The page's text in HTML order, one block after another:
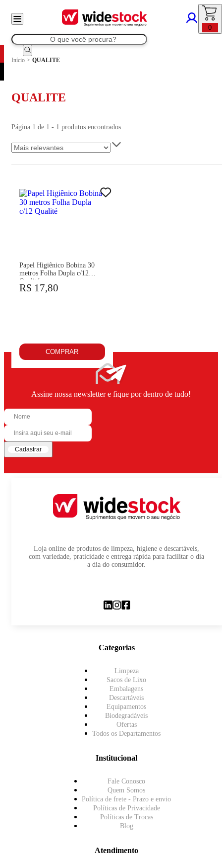
0
Início > QUALITE
QUALITE
Página 1 de 1 - 1 produtos encontrados
Papel Higiênico Bobina 30
metros Folha Dupla c/12
Qualité
R$ 17,80
COMPRAR
Assine nossa newsletter e fique por dentro de tudo!
Cadastrar
Loja online de produtos de limpeza, higiene e descartáveis,
com variedade, praticidade e entrega rápida para facilitar o dia
a dia do consumidor.
Categorias
Limpeza
Sacos de Lixo
Embalagens
Descartáveis
Equipamentos
Biodegradáveis
Ofertas
Todos os Departamentos
Institucional
Fale Conosco
Quem Somos
Política de frete - Prazo e envio
Políticas de Privacidade
Políticas de Trocas
Blog
Atendimento